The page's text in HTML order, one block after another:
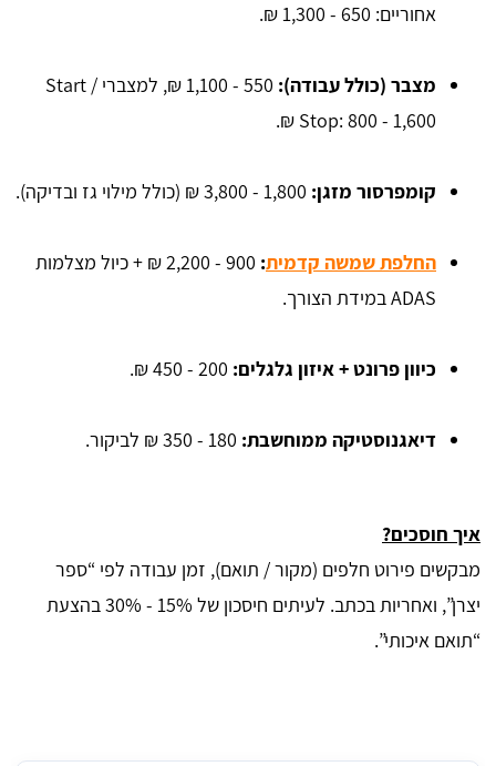
אחוריים: 650 - 1,300 ₪.
מצבר (כולל עבודה):
550 - 1,100 ₪, למצברי Start /
Stop: 800 - 1,600 ₪.
קומפרסור מזגן: 1,800 - 3,800 ₪ (כולל מילוי גז ובדיקה).
החלפת שמשה קדמית:
900 - 2,200 ₪ + כיול מצלמות
ADAS במידת הצורך.
כיוון פרונט + איזון גלגלים:
דיאגנוסטיקה ממוחשבת: 180 - 350 ₪ לביקור.
איך חוסכים?
מבקשים פירוט חלפים (מקור / תואם), זמן עבודה לפי “ספר
יצרן”, ואחריות בכתב. לעיתים חיסכון של 15% - 30% בהצעת
“תואם איכותי”.